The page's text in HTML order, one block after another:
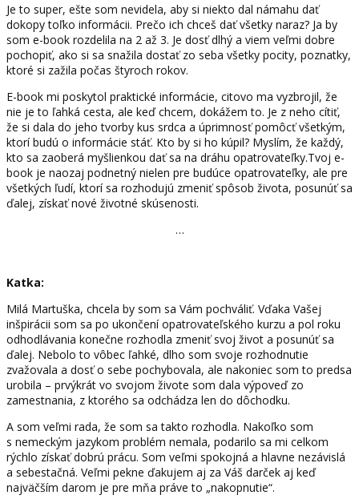
Je to super, ešte som nevidela, aby si niekto dal námahu dať
dokopy toľko informácii. Prečo ich chceš dať všetky naraz? Ja by
som e-book rozdelila na 2 až 3. Je dosť dlhý a viem veľmi dobre
pochopiť, ako si sa snažila dostať zo seba všetky pocity, poznatky,
ktoré si zažila počas štyroch rokov.
E-book mi poskytol praktické informácie, citovo ma vyzbrojil, že
nie je to ľahká cesta, ale keď chcem, dokážem to. Je z neho cítiť,
že si dala do jeho tvorby kus srdca a úprimnosť pomôcť všetkým,
ktorí budú o informácie stáť. Kto by si ho kúpil? Myslím, že každý,
kto sa zaoberá myšlienkou dať sa na dráhu opatrovateľky.Tvoj e-
book je naozaj podnetný nielen pre budúce opatrovateľky, ale pre
všetkých ľudí, ktorí sa rozhodujú zmeniť spôsob života, posunúť sa
ďalej, získať nové životné skúsenosti.
…
Katka:
Milá Martuška, chcela by som sa Vám pochváliť. Vďaka Vašej
inšpirácii som sa po ukončení opatrovateľského kurzu a pol roku
odhodlávania konečne rozhodla zmeniť svoj život a posunúť sa
ďalej. Nebolo to vôbec ľahké, dlho som svoje rozhodnutie
zvažovala a dosť o sebe pochybovala, ale nakoniec som to predsa
urobila – prvýkrát vo svojom živote som dala výpoveď zo
zamestnania, z ktorého sa odchádza len do dôchodku.
A som veľmi rada, že som sa takto rozhodla. Nakoľko som
s nemeckým jazykom problém nemala, podarilo sa mi celkom
rýchlo získať dobrú prácu. Som veľmi spokojná a hlavne nezávislá
a sebestačná. Veľmi pekne ďakujem aj za Váš darček aj keď
najväčším darom je pre mňa práve to „nakopnutie“.